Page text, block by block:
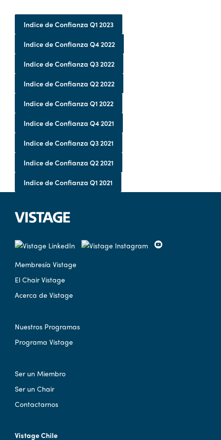
Indice de Confianza Q1 2023
Indice de Confianza Q4 2022
Indice de Confianza Q3 2022
Indice de Confianza Q2 2022
Indice de Confianza Q1 2022
Indice de Confianza Q4 2021
Indice de Confianza Q3 2021
Indice de Confianza Q2 2021
Indice de Confianza Q1 2021
Membresía Vistage
El Chair Vistage
Acerca de Vistage
Nuestros Programas
Programa Vistage
Ser un Miembro
Ser un Chair
Contactarnos
Vistage Chile